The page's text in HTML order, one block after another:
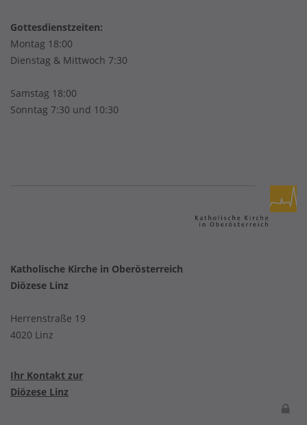
Gottesdienstzeiten:
Montag 18:00
Dienstag & Mittwoch 7:30
Samstag 18:00
Sonntag 7:30 und 10:30
Katholische Kirche in Oberösterreich
Diözese Linz
Herrenstraße 19
4020 Linz
Ihr Kontakt zur
Diözese Linz